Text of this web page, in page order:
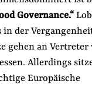
Governance.“
in der
gehen an Vertreter
Allerdings
Europäische